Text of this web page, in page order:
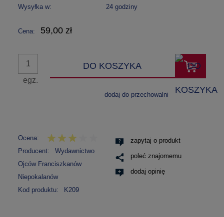
Wysyłka w:
24 godziny
Cena: 59,00 zł
egz.
DO KOSZYKA
dodaj do przechowalni
Ocena:
Producent:
Wydawnictwo
Ojców Franciszkanów
Niepokalanów
Kod produktu:
K209
zapytaj o produkt
poleć znajomemu
dodaj opinię